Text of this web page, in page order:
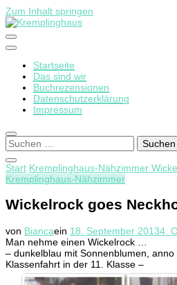
Zum Inhalt springen
Startseite
Das sind wir
Buchrezensionen
Datenschutzerklärung
Impressum
Suchen
nach:
Start Kremplinghaus-Nähzimmer
Kremplinghaus-Nähzimmer
Wickelrock goes
von Biancaein 18. September 20134.
Man nehme einen Wickelrock …
– dunkelblau mit Sonnenblumen,
Klassenfahrt in der 11. Klasse –